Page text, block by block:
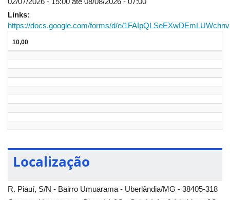
Links:
https://docs.google.com/forms/d/e/
10,00
Localização
R. Piauí, S/N - Bairro Umuarama - Uberlândia/MG - 38405-318